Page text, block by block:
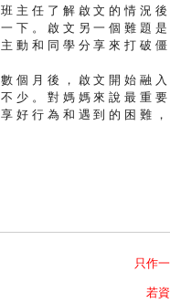
班主任了解啟文的情況
一下。啟文另一個難題
主動和同學分享來打破
數個月後，啟文開始融
不少。對媽媽來說最重
享好行為和遇到的困難
只作
若